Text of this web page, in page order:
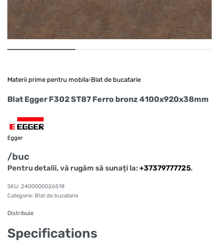
Materii prime pentru mobila›Blat de bucatarie
Blat Egger F302 ST87 Ferro bronz 4100x920x38mm
Egger
/buc
Pentru detalii, vă rugăm să sunați la:+37379777725.
2400000026518
Categorie: Blat de bucatarie
Distribuie
Specifications